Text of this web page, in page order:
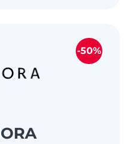
-50%